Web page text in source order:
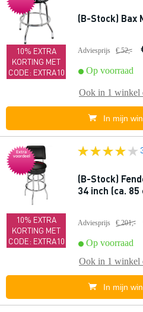
10% EXTRA
KORTING MET
CODE: EXTRA10
(B-Stock) Bax
Adviesprijs € 52,-
Op voorraad
Ook in 1 winkel
In mijn
Extra
voordeel
10% EXTRA
KORTING MET
CODE: EXTRA10
(B-Stock)
34 inch (ca.
Adviesprijs € 201,-
Op voorraad
Ook in 1 winkel
In mijn